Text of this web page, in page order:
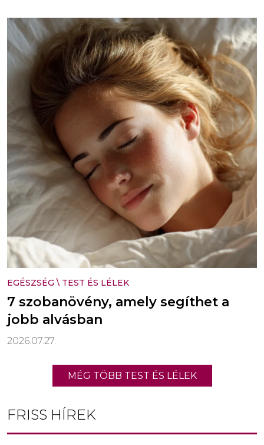
EGÉSZSÉG \ TEST ÉS LÉLEK
7 szobanövény, amely segíthet a
jobb alvásban
2026.07.27.
MÉG TÖBB TEST ÉS LÉLEK
FRISS HÍREK